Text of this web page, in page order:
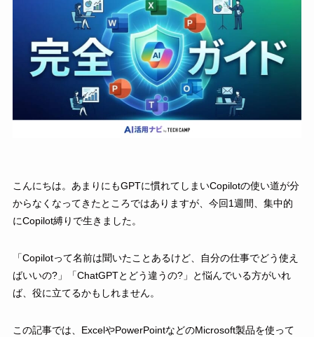
こんにちは。あまりにもGPTに慣れてしまいCopilotの使い道が分
からなくなってきたところではありますが、今回1週間、集中的
にCopilot縛りで生きました。
「Copilotって名前は聞いたことあるけど、自分の仕事でどう使え
ばいいの?」「ChatGPTとどう違うの?」と悩んでいる方がいれ
ば、役に立てるかもしれません。
この記事では、ExcelやPowerPointなどのMicrosoft製品を使って